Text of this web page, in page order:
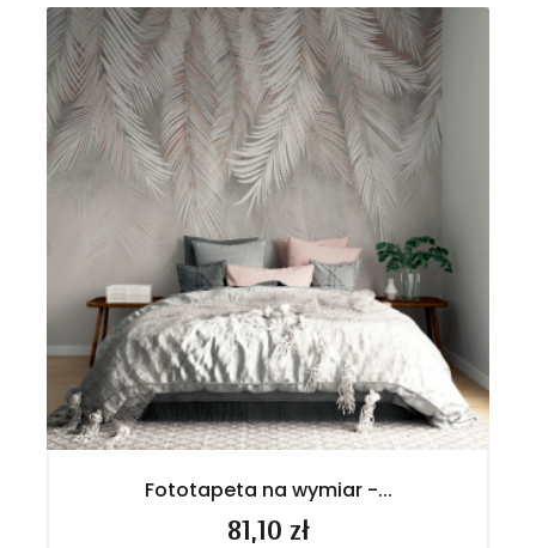
Fototapeta na wymiar -...
Cena
81,10 zł